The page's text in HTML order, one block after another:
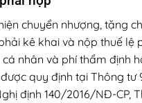
chuyển nhượng, tặng
kê khai và nộp thuế lệ
nhân và phí thẩm định
quy định tại Thông tư
định 140/2016/NĐ-CP,